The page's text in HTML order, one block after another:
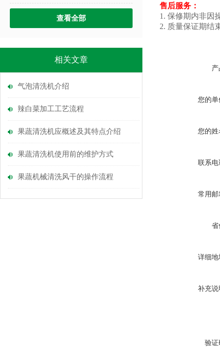
查看全部
相关文章
气泡清洗机介绍
辣白菜加工工艺流程
果蔬清洗机应概述及其特点介绍
果蔬清洗机使用前的维护方式
果蔬机械清洗风干的操作流程
售后服务：
1. 保修期内非因
2. 质量保证期结
您的单
您的姓
联系电
常用邮
省
详细地
补充说
验证